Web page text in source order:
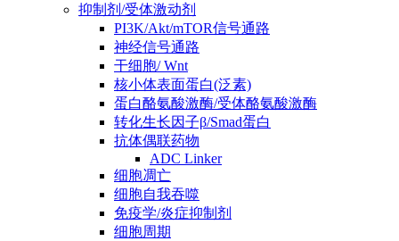
抑制剂/受体激动剂
PI3K/Akt/mTOR信号通路
神经信号通路
干细胞/ Wnt
核小体表面蛋白(泛素)
蛋白酪氨酸激酶/受体酪氨酸激酶
转化生长因子β/Smad蛋白
抗体偶联药物
ADC Linker
细胞凋亡
细胞自我吞噬
免疫学/炎症抑制剂
细胞周期